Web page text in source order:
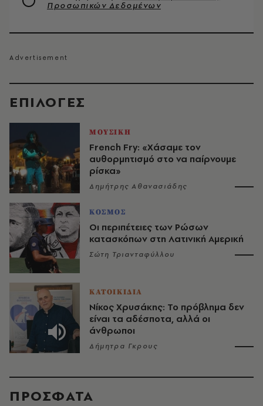
EΠΙΛΟΓΈΣ
ΜΟΥΣΙΚΗ
French Fry: «Χάσαμε τον
αυθορμητισμό στο να παίρνουμε
ρίσκα»
Δημήτρης Αθανασιάδης
ΚΟΣΜΟΣ
Οι περιπέτειες των Ρώσων
κατασκόπων στη Λατινική Αμερική
Σώτη Τριανταφύλλου
ΚΑΤΟΙΚΙΔΙΑ
Νίκος Χρυσάκης: Το πρόβλημα δεν
είναι τα αδέσποτα, αλλά οι
άνθρωποι
Δήμητρα Γκρους
Προσωπικών Δεδομένων
ΠΡΟΣΦΑΤΑ